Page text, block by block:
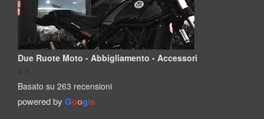
Due Ruote Moto - Abbigliamento - Accessori
Basato su 263 recensioni
powered by Google